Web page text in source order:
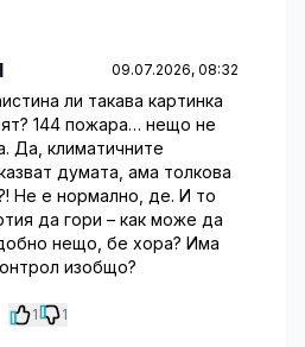
09.07.2026, 08:32
ли такава картинка
144 пожара… нещо не
Да, климатичните
думата, ама толкова
Не е нормално, де. И то
да гори – как може да
нещо, бе хора? Има
изобщо?
1 1